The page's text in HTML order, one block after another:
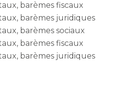
barèmes fiscaux
barèmes juridiques
barèmes sociaux
barèmes fiscaux
barèmes juridiques